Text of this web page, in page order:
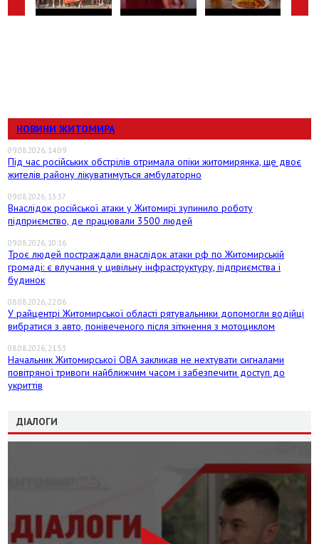
НОВИНИ ЖИТОМИРА
09.08.2026, 14:09
Під час російських обстрілів отримала опіки житомирянка, ще двоє
жителів району лікуватимуться амбулаторно
09.08.2026, 13:37
Внаслідок російської атаки у Житомирі зупинило роботу
підприємство, де працювали 3500 людей
09.08.2026, 10:16
Троє людей постраждали внаслідок атаки рф по Житомирській
громаді: є влучання у цивільну інфраструктуру, підприємства і
будинок
08.08.2026, 22:06
У райцентрі Житомирської області рятувальники допомогли водійці
вибратися з авто, понівеченого після зіткнення з мотоциклом
08.08.2026, 21:53
Начальник Житомирської ОВА закликав не нехтувати сигналами
повітряної тривоги найближчим часом і забезпечити доступ до
укриттів
ДІАЛОГИ